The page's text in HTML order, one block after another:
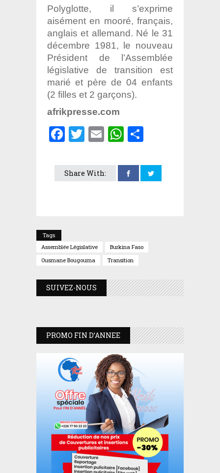
Polyglotte, il s’exprime
aisément en mooré, français,
anglais et allemand. Né le 31
décembre 1981, le nouveau
Président de l’Assemblée
législative de transition est
marié et père de 04 enfants
(2 filles et 2 garçons).
afrikpresse.com
Facebook
Twitter
EmailWhatsApp
Share With:
Tags
Assemblée Législative
Burkina Faso
Ousmane Bougouma
Transition
SUIVEZ-NOUS
PROMO FIN D’ANNEE